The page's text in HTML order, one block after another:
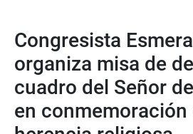
Congresista
organiza misa de
cuadro del Señor
en conmemoración